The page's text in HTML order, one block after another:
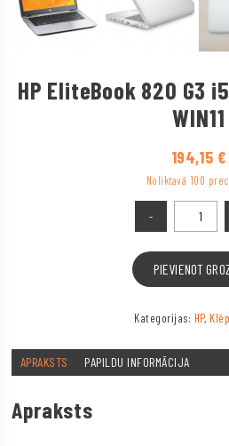
HP EliteBook 820 G3
WIN11
194,15 €
Noliktavā 100
PIEVIENOT
Kategorijas: HP,
APRAKSTS PAPILDU INFORMĀCIJA
Apraksts